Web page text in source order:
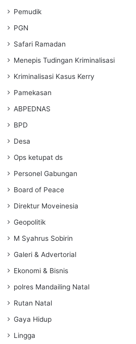
Pemudik
PGN
Safari Ramadan
Menepis Tudingan Kriminalisasi
Kriminalisasi Kasus Kerry
Pamekasan
ABPEDNAS
BPD
Desa
Ops ketupat ds
Personel Gabungan
Board of Peace
Direktur Moveinesia
Geopolitik
M Syahrus Sobirin
Galeri & Advertorial
Ekonomi & Bisnis
polres Mandailing Natal
Rutan Natal
Gaya Hidup
Lingga